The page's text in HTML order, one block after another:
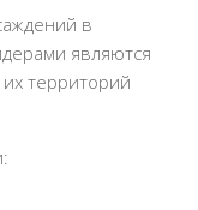
в
являются
территорий